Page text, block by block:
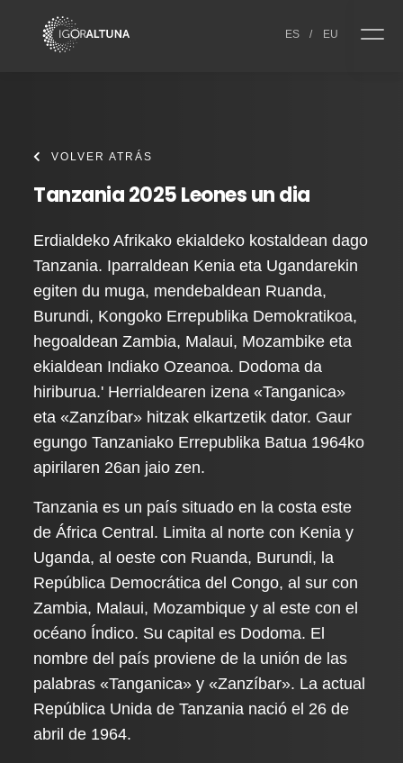
ES / EU
VOLVER ATRÁS
Tanzania 2025 Leones un dia
Erdialdeko Afrikako ekialdeko kostaldean dago
Tanzania. Iparraldean Kenia eta Ugandarekin
egiten du muga, mendebaldean Ruanda,
Burundi, Kongoko Errepublika Demokratikoa,
hegoaldean Zambia, Malaui, Mozambike eta
ekialdean Indiako Ozeanoa. Dodoma da
hiriburua.' Herrialdearen izena «Tanganica»
eta «Zanzíbar» hitzak elkartzetik dator. Gaur
egungo Tanzaniako Errepublika Batua 1964ko
apirilaren 26an jaio zen.
Tanzania es un país situado en la costa este
de África Central. Limita al norte con Kenia y
Uganda, al oeste con Ruanda, Burundi, la
República Democrática del Congo, al sur con
Zambia, Malaui, Mozambique y al este con el
océano Índico. Su capital es Dodoma. El
nombre del país proviene de la unión de las
palabras «Tanganica» y «Zanzíbar». La actual
República Unida de Tanzania nació el 26 de
abril de 1964.